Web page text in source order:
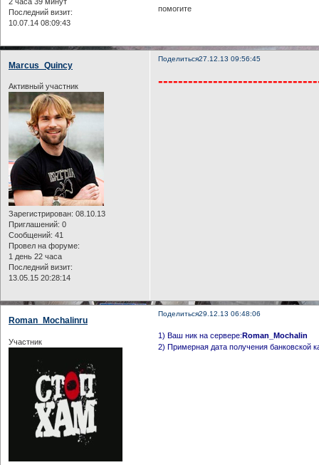
Последний визит:
10.07.14 08:09:43
помогите
Поделиться27.12.13 09:56:45
Marcus_Quincy
Активный участник
Зарегистрирован: 08.10.13
Приглашений: 0
Сообщений: 41
Провел на форуме:
1 день 22 часа
Последний визит:
13.05.15 20:28:14
Поделиться29.12.13 06:48:06
Roman_Mochalinru
Участник
1) Ваш ник на сервере:Roman_Mochalin
2) Примерная дата получения банковской